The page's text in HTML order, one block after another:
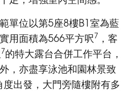
單位以第5座8樓B1室為藍
用面積為566平方呎7 ，客
7的特大露台合併工作平台，
，亦盡享泳池和園林景致
出發，大門旁隨樓附有多